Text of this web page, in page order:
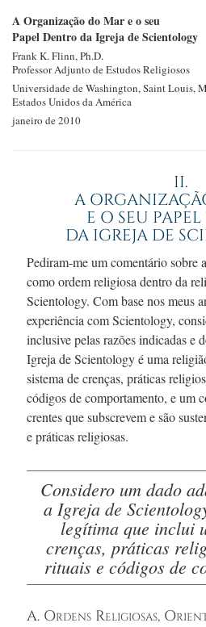
A Organização do Mar e o seu
Papel Dentro da Igreja de Scientology
Frank K.Flinn, Ph.D.
Professor Adjunto de Estudos Religiosos
Universidade de Washington, Saint Louis,
Estados Unidos da América
janeiro de 2010
II.
A
E O SEU
DA IGREJA DE
Pediram-meum comentário sobre
como ordem religiosa dentro da
Scientology. Com base nos meus
experiência com Scientology,
inclusive pelas razões indicadas e
Igreja de Scientology é uma
sistema de crenças, práticas
códigos de comportamento, e um
crentes que subscrevem e são
e práticas religiosas.
Considero um dado
a Igreja de
legítima que inclui
crenças, práticas
rituais e códigos de
A. Ordens Religiosas,